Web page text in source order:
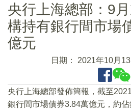
央行上海總部：9
構持有銀行間市場
億元
日期： 2021年10月
央行上海總部發佈簡報，截至
銀行間市場債券3.84萬億元，約